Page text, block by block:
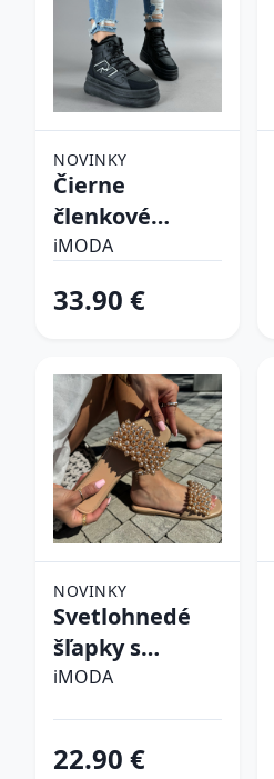
NOVINKY
Čierne
členkové
zateplené
iMODA
33.90 €
NOVINKY
Svetlohnedé
šľapky s
perličkami
iMODA
22.90 €